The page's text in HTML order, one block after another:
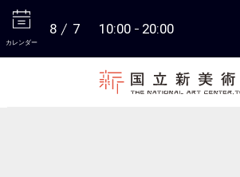
カレンダー
8 7 10:00 20:00